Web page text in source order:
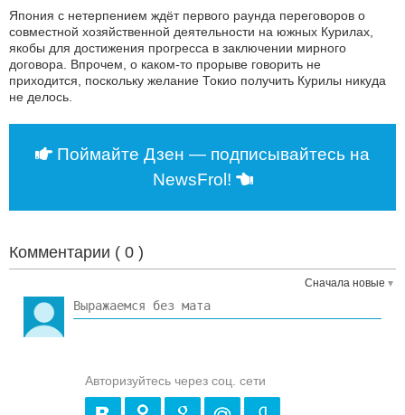
Япония с нетерпением ждёт первого раунда переговоров о
совместной хозяйственной деятельности на южных Курилах,
якобы для достижения прогресса в заключении мирного
договора. Впрочем, о каком-то прорыве говорить не
приходится, поскольку желание Токио получить Курилы никуда
не делось.
Поймайте Дзен — подписывайтесь на
NewsFrol!
Комментарии ( 0 )
Сначала новые
Авторизуйтесь через соц. сети